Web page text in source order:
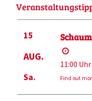
15
AUG.
Sa.
11:00
Find out